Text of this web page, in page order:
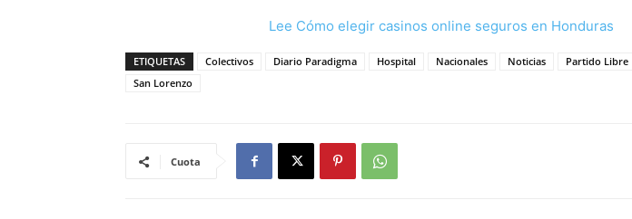
Lee Cómo elegir casinos online seguros en Honduras
ETIQUETAS Colectivos Diario Paradigma Hospital Nacionales Noticias Partido Libre
San Lorenzo
Cuota